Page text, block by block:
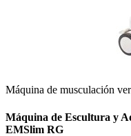
Máquina de musculación
Máquina de Escultura y
EMSlim RG